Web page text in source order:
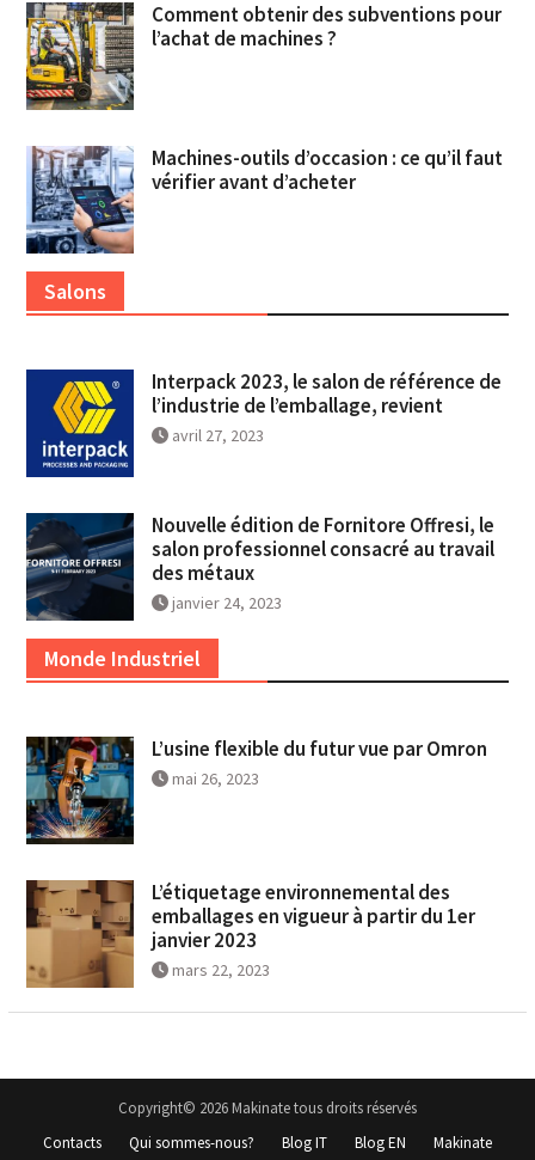
Comment obtenir des subventions pour
l’achat de machines ?
Machines-outils d’occasion : ce qu’il faut
vérifier avant d’acheter
Salons
Interpack 2023, le salon de référence de
l’industrie de l’emballage, revient
avril 27, 2023
Nouvelle édition de Fornitore Offresi, le
salon professionnel consacré au travail
des métaux
janvier 24, 2023
Monde Industriel
L’usine flexible du futur vue par Omron
mai 26, 2023
L’étiquetage environnemental des
emballages en vigueur à partir du 1er
janvier 2023
mars 22, 2023
Copyright© 2026 Makinate tous droits réservés
Contacts
Qui sommes-nous? Blog IT Blog EN Makinate